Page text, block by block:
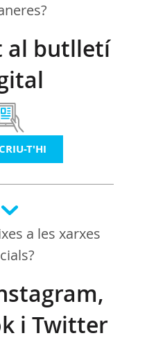
al butlletí
T'HI
a les xarxes
i Twitter